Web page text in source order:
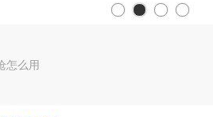
怎么用